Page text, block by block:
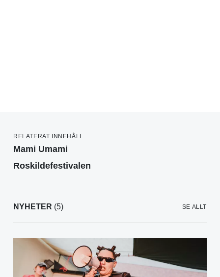
RELATERAT INNEHÅLL
Mami Umami
Roskildefestivalen
NYHETER (5) SE ALLT